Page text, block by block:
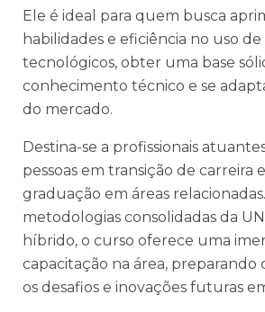
Ele é ideal para quem busca
habilidades e eficiência no uso
tecnológicos, obter uma base
conhecimento técnico e se
do mercado.
Destina-se a profissionais
pessoas em transição de carreira
graduação em áreas
metodologias consolidadas da
híbrido, o curso oferece uma
capacitação na área, preparando
os desafios e inovações futuras